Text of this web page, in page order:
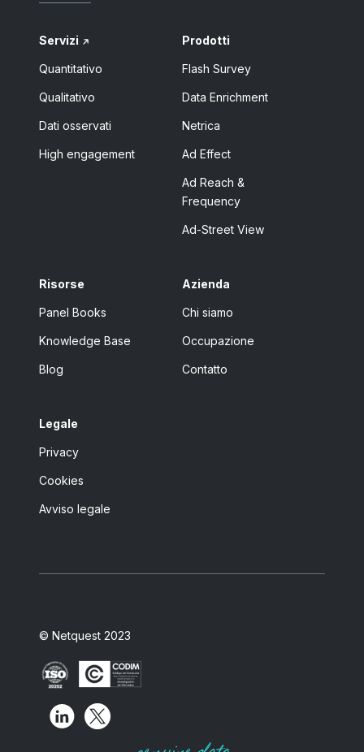
Servizi
Quantitativo
Qualitativo
Dati osservati
High engagement
Prodotti
Flash Survey
Data Enrichment
Netrica
Ad Effect
Ad Reach &
Frequency
Ad-Street View
Risorse
Panel Books
Knowledge Base
Blog
Azienda
Chi siamo
Occupazione
Contatto
Legale
Privacy
Cookies
Avviso legale
© Netquest 2023